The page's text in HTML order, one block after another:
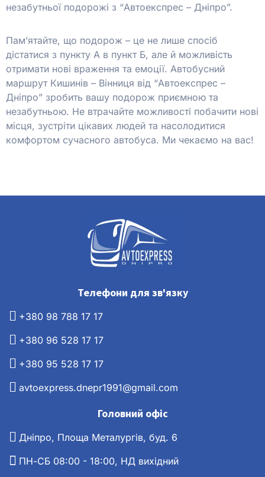
незабутньої подорожі з “Автоекспрес – Дніпро”.
Пам’ятайте, що подорож – це не лише спосіб
дістатися з пункту А в пункт Б, але й можливість
отримати нові враження та емоції. Автобусний
маршрут Кишинів – Вінниця від “Автоекспрес –
Дніпро” зробить вашу подорож приємною та
незабутньою. Не втрачайте можливості побачити нові
місця, зустріти цікавих людей та насолодитися
комфортом сучасного автобуса. Ми чекаємо на вас!
Телефони для зв'язку
+380 98 788 17 17
+380 96 528 17 17
+380 95 528 17 17
avtoexpress.dnepr1991@gmail.com
Головний офіс
Дніпро, Площа Металургів, буд. 6
ПН-СБ 08:00 - 18:00, НД вихідний